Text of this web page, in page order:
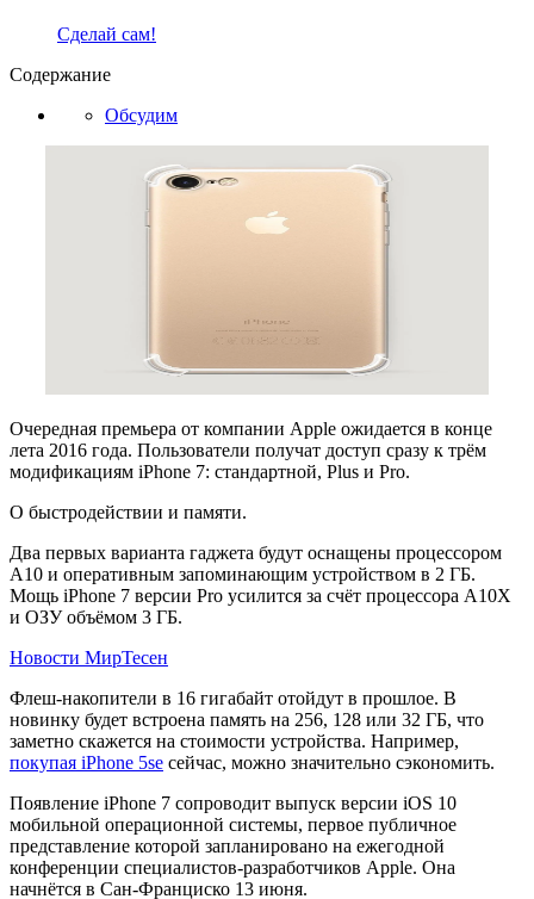
Сделай сам!
Содержание
Обсудим
Очередная премьера от компании Apple ожидается в конце
лета 2016 года. Пользователи получат доступ сразу к трём
модификациям iPhone 7: стандартной, Plus и Pro.
О быстродействии и памяти.
Два первых варианта гаджета будут оснащены процессором
А10 и оперативным запоминающим устройством в 2 ГБ.
Мощь iPhone 7 версии Pro усилится за счёт процессора А10Х
и ОЗУ объёмом 3 ГБ.
Новости МирТесен
Флеш-накопители в 16 гигабайт отойдут в прошлое. В
новинку будет встроена память на 256, 128 или 32 ГБ, что
заметно скажется на стоимости устройства. Например,
покупая iPhone 5se сейчас, можно значительно сэкономить.
Появление iPhone 7 сопроводит выпуск версии iOS 10
мобильной операционной системы, первое публичное
представление которой запланировано на ежегодной
конференции специалистов-разработчиков Apple. Она
начнётся в Сан-Франциско 13 июня.